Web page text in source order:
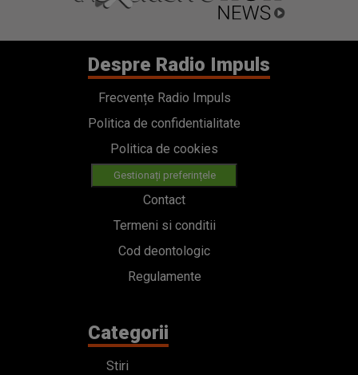
Despre Radio Impuls
Frecvențe Radio Impuls
Politica de confidentialitate
Politica de cookies
Gestionați preferințele
Contact
Termeni si conditii
Cod deontologic
Regulamente
Categorii
Stiri